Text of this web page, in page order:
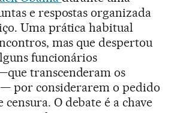
e respostas organizada
Uma prática habitual
mas que despertou
funcionários
transcenderam os
por considerarem o pedido
O debate é a chave